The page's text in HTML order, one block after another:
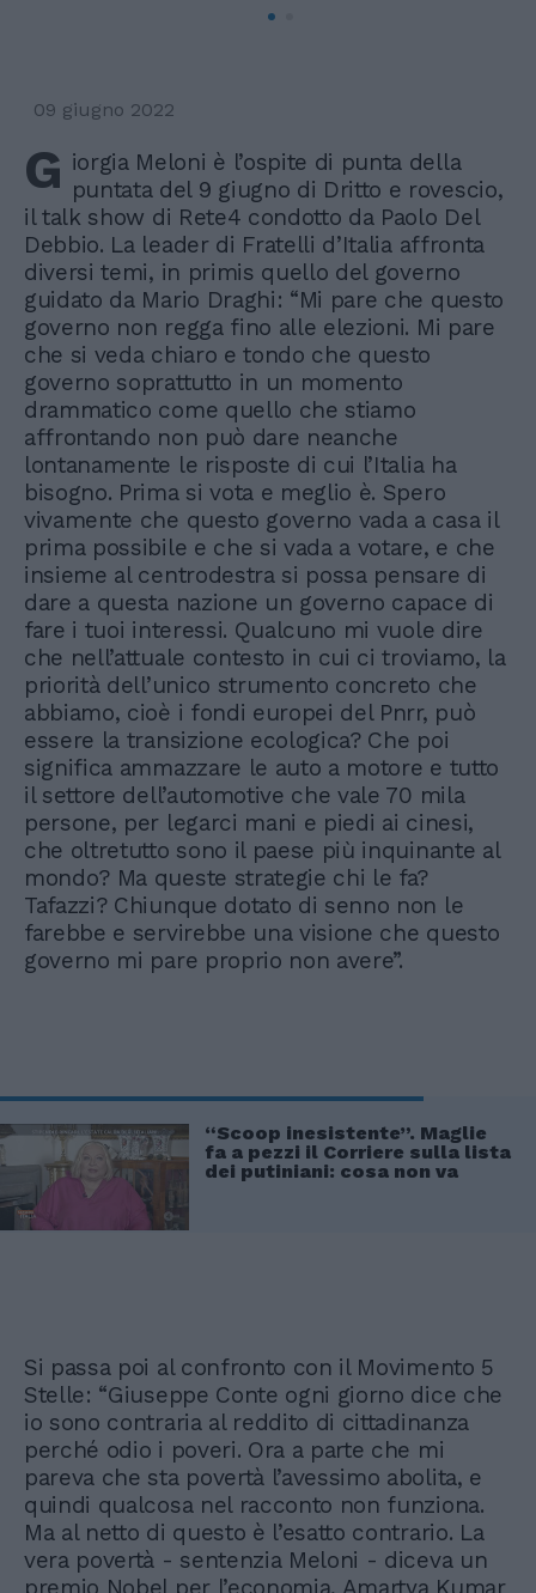
09 giugno 2022
G iorgia Meloni è l’ospite di punta della
puntata del 9 giugno di Dritto e rovescio,
il talk show di Rete4 condotto da Paolo Del
Debbio. La leader di Fratelli d’Italia affronta
diversi temi, in primis quello del governo
guidato da Mario Draghi: “Mi pare che questo
governo non regga fino alle elezioni. Mi pare
che si veda chiaro e tondo che questo
governo soprattutto in un momento
drammatico come quello che stiamo
affrontando non può dare neanche
lontanamente le risposte di cui l’Italia ha
bisogno. Prima si vota e meglio è. Spero
vivamente che questo governo vada a casa il
prima possibile e che si vada a votare, e che
insieme al centrodestra si possa pensare di
dare a questa nazione un governo capace di
fare i tuoi interessi. Qualcuno mi vuole dire
che nell’attuale contesto in cui ci troviamo, la
priorità dell’unico strumento concreto che
abbiamo, cioè i fondi europei del Pnrr, può
essere la transizione ecologica? Che poi
significa ammazzare le auto a motore e tutto
il settore dell’automotive che vale 70 mila
persone, per legarci mani e piedi ai cinesi,
che oltretutto sono il paese più inquinante al
mondo? Ma queste strategie chi le fa?
Tafazzi? Chiunque dotato di senno non le
farebbe e servirebbe una visione che questo
governo mi pare proprio non avere”.
“Scoop inesistente”. Maglie
fa a pezzi il Corriere sulla lista
dei putiniani: cosa non va
Si passa poi al confronto con il Movimento 5
Stelle: “Giuseppe Conte ogni giorno dice che
io sono contraria al reddito di cittadinanza
perché odio i poveri. Ora a parte che mi
pareva che sta povertà l’avessimo abolita, e
quindi qualcosa nel racconto non funziona.
Ma al netto di questo è l’esatto contrario. La
vera povertà - sentenzia Meloni - diceva un